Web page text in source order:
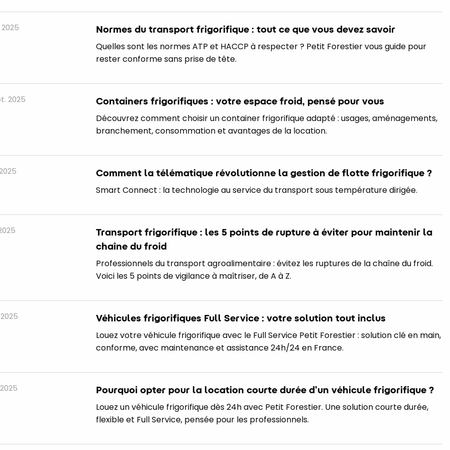
Normes du transport frigorifique : tout ce que vous devez savoir
Quelles sont les normes ATP et HACCP à respecter ? Petit Forestier vous guide pour
rester conforme sans prise de tête.
2025 Containers frigorifiques : votre espace froid, pensé pour vous
Découvrez comment choisir un container frigorifique adapté : usages, aménagements,
branchement, consommation et avantages de la location.
Comment la télématique révolutionne la gestion de flotte frigorifique ?
Smart Connect : la technologie au service du transport sous température dirigée.
Transport frigorifique : les 5 points de rupture à éviter pour maintenir la
chaîne du froid
Professionnels du transport agroalimentaire : évitez les ruptures de la chaîne du froid.
Voici les 5 points de vigilance à maîtriser, de A à Z.
Véhicules frigorifiques Full Service : votre solution tout inclus
Louez votre véhicule frigorifique avec le Full Service Petit Forestier : solution clé en main,
conforme, avec maintenance et assistance 24h/24 en France.
Pourquoi opter pour la location courte durée d’un véhicule frigorifique ?
Louez un véhicule frigorifique dès 24h avec Petit Forestier. Une solution courte durée,
flexible et Full Service, pensée pour les professionnels.